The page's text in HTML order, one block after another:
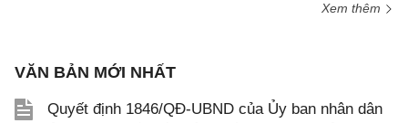
Xem thêm
VĂN BẢN MỚI NHẤT
Quyết định 1846/QĐ-UBND của Ủy ban nhân dân